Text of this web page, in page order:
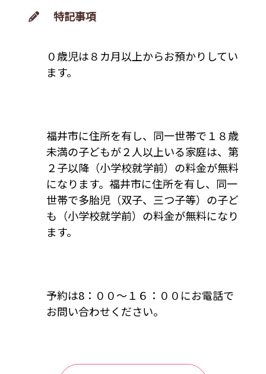
特記事項
０歳児は８カ月以上からお預かりしてい
ます。
福井市に住所を有し、同一世帯で１８歳
未満の子どもが２人以上いる家庭は、第
２子以降（小学校就学前）の料金が無料
になります。福井市に住所を有し、同一
世帯で多胎児（双子、三つ子等）の子ど
も（小学校就学前）の料金が無料になり
ます。
予約は8：００～１６：００にお電話で
お問い合わせください。